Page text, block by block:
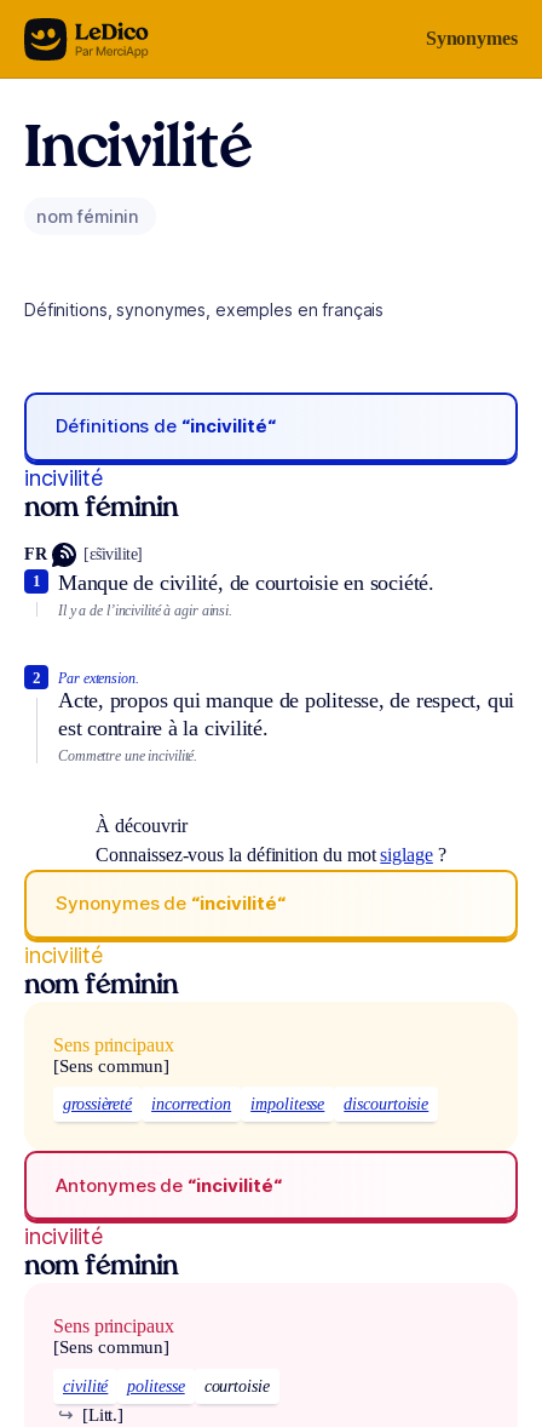
Aller au contenu Synonymes
Incivilité
nom féminin
Définitions, synonymes, exemples en français
Définitions de “incivilité“
incivilité
nom féminin
FR [ɛ̃sivilite]
Manque de civilité, de courtoisie en société.
1
Il y a de l’incivilité à agir ainsi.
Par extension.
Acte, propos qui manque de politesse, de respect, qui
est contraire à la civilité.
2
Commettre une incivilité.
À découvrir
Connaissez-vous la définition du motsiglage?
Synonymes de “incivilité“
incivilité
nom féminin
Sens principaux
[Sens commun]
grossièreté incorrection impolitesse discourtoisie
Antonymes de “incivilité“
incivilité
nom féminin
Sens principaux
[Sens commun]
civilité politesse courtoisie
[Litt.]
↪